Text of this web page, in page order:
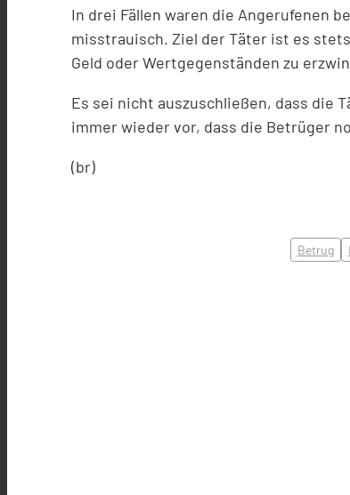
In drei Fällen waren die Angerufenen
misstrauisch. Ziel der Täter ist es
Geld oder Wertgegenständen zu
Es sei nicht auszuschließen, dass die
immer wieder vor, dass die Betrüger
(br)
Betrug